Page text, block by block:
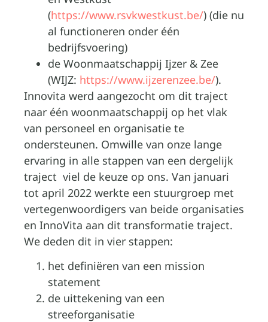
(https://www.rsvkwestkust.be/) (die nu
al functioneren onder één
bedrijfsvoering)
de Woonmaatschappij Ijzer & Zee
(WIJZ: https://www.ijzerenzee.be/).
Innovita werd aangezocht om dit traject
naar één woonmaatschappij op het vlak
van personeel en organisatie te
ondersteunen. Omwille van onze lange
ervaring in alle stappen van een dergelijk
traject viel de keuze op ons. Van januari
tot april 2022 werkte een stuurgroep met
vertegenwoordigers van beide organisaties
en InnoVita aan dit transformatie traject.
We deden dit in vier stappen:
het definiëren van een mission
statement
de uittekening van een
streeforganisatie